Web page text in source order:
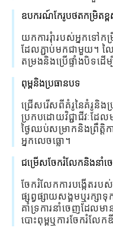
ឧបករណ៍កែរូបថតកម្រិតខ្
យកការរុំារបស់អ្នកទៅក
ដែលភ្ជាប់មកជាមួយ។ លៃ
តម្រងនិងប្រើផ្ទាំងបិទដើ
ពុម្ពនិងប្រធានបទ
ជ្រើសរើសពីគំរូនៃគំរូនិង
ប្រកបដោយវិជ្ជាជីវៈដែ
ថ្ងៃឈប់សម្រាកនិងព្រឹត្តិ
អ្នកលេចធ្លោ។
ជម្រើសចែករំលែកនិងនាំច
ចែករំលែកការបង្កើតរ
ផ្សព្វផ្សាយសង្គមឬរក្សា
គាំទ្រការនាំចេញដែលម
បោះពុម្ពឬការចែករំលែ